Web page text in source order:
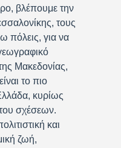
βλέπουμε την
τους
πόλεις, για να
Μακεδονίας,
το πιο
κυρίως
σχέσεων.
και
ζωή,